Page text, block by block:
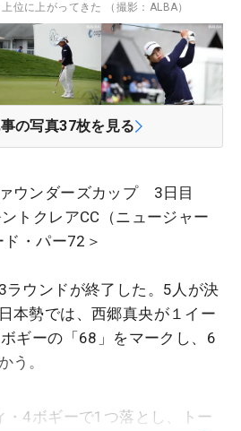
位に上がってきた （撮影：ALBA）
の写真37枚を見る
ウンダーズカップ 3日目
トクレアCC（ニュージャー
・パー72＞
ラウンドが終了した。5人が決
本勢では、西郷真央が１イー
ギーの「68」をマークし、6
う。
4ボギーで1つ落とし、トー